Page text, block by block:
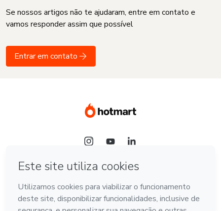
Se nossos artigos não te ajudaram, entre em contato e
vamos responder assim que possível
Entrar em contato
Idioma
Português - Brasil